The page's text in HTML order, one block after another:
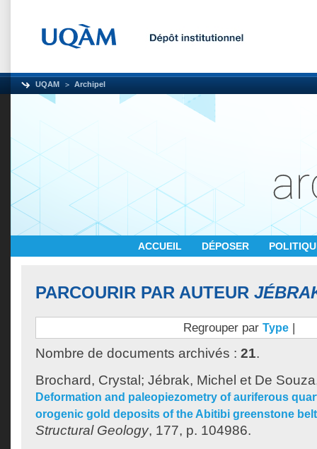
UQAM Archipel
ACCUEIL DÉPOSER
PARCOURIR PAR AUTEUR
Regrouper par Type |
Nombre de documents archivés : 21.
Brochard, Crystal ; Jébrak, Michel et De
Deformation and paleopiezometry of auriferous
orogenic gold deposits of the Abitibi greenstone
Structural Geology, 177, p. 104986.